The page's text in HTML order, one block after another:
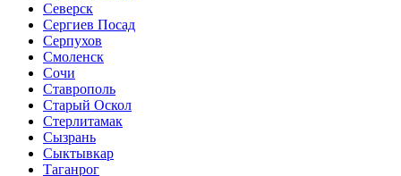
Северск
Сергиев Посад
Серпухов
Смоленск
Сочи
Ставрополь
Старый Оскол
Стерлитамак
Сызрань
Сыктывкар
Таганрог